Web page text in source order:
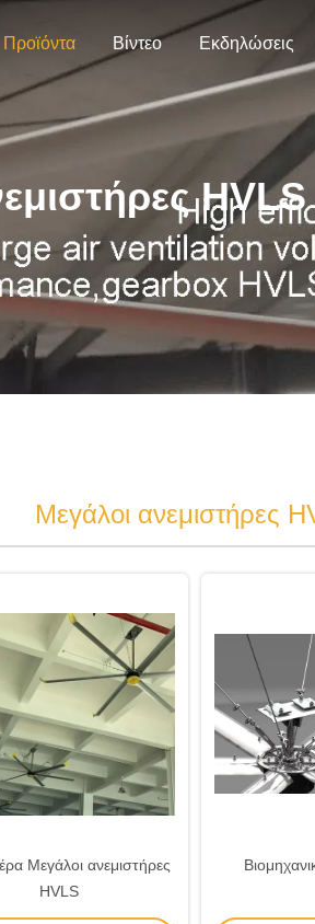
Προϊόντα Βίντεο Εκδηλώσεις
HVLS
Μεγάλοι ανεμιστήρες
Μεγάλοι ανεμιστήρες
HVLS